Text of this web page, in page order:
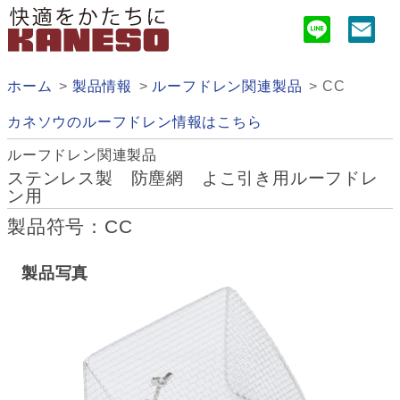
ホーム 製品情報 ルーフドレン関連製品 CC
カネソウのルーフドレン情報はこちら
ルーフドレン関連製品
ステンレス製 防塵網 よこ引き用ルーフドレ
ン用
製品符号：CC
製品写真